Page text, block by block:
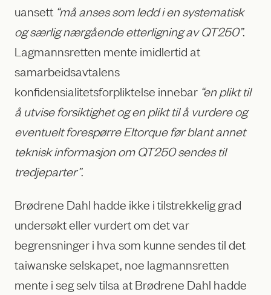
uansett “må anses som ledd i en systematisk
og særlig nærgående etterligning av QT250”.
Lagmannsretten mente imidlertid at
samarbeidsavtalens
konfidensialitetsforpliktelse innebar “en plikt til
å utvise forsiktighet og en plikt til å vurdere og
eventuelt forespørre Eltorque før blant annet
teknisk informasjon om QT250 sendes til
tredjeparter”.
Brødrene Dahl hadde ikke i tilstrekkelig grad
undersøkt eller vurdert om det var
begrensninger i hva som kunne sendes til det
taiwanske selskapet, noe lagmannsretten
mente i seg selv tilsa at Brødrene Dahl hadde